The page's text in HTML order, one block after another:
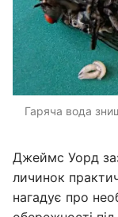
Гаряча вода
Джеймс Уорд
личинок
нагадує про